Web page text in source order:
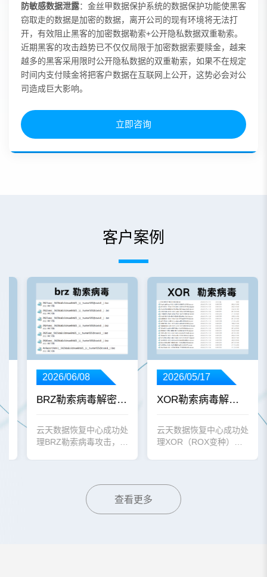
防敏感数据泄露：金丝甲数据保护系统的数据保护功能使黑客
窃取走的数据是加密的数据，离开公司的现有环境将无法打
开，有效阻止黑客的加密数据勒索+公开隐私数据双重勒索。
近期黑客的攻击趋势已不仅仅局限于加密数据索要赎金，越来
越多的黑客采用限时公开隐私数据的双重勒索，如果不在规定
时间内支付赎金将把客户数据在互联网上公开，这势必会对公
司造成巨大影响。
立即咨询
客户案例
2026/06/08
BRZ勒索病毒解密成功案例——山东某科技股份有限公司Oracle数据库及多台服务器遭.brz扩展名加密 24小时100%完整恢复
云天数据恢复中心成功处
理BRZ勒索病毒攻击，山
扩展名，工程师团队通过
全网络溯源分析完成全盘
解密并修复安全漏洞，
2026/05/17
XOR勒索病毒解密成功案例——南通某建筑企业阿里云SQL Server数据库遭ROX变种加密 24小时100%完整恢复
云天数据恢复中心成功处
理XOR（ROX变种）勒
过专业应急响应与安全谈
判实现数据100%完整恢
复
查看更多